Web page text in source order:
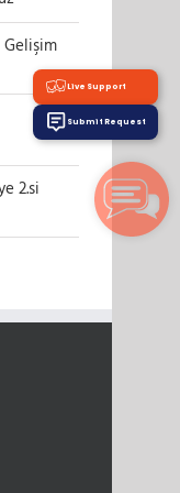
2.si
Live Support
Submit Request